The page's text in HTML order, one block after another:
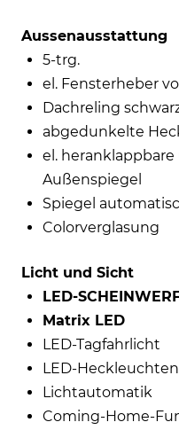
Aussenausstattung
5-trg.
el. Fensterheber
Dachreling
abgedunkelte
el.
Außenspiegel
Spiegel
Colorverglasung
Licht und Sicht
LED-
Matrix LED
LED-Tagfahrlicht
LED-Heckleuchten
Lichtautomatik
Coming-Home-